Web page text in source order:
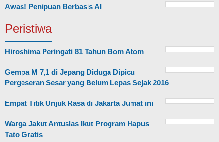
Awas! Penipuan Berbasis AI
Peristiwa
Hiroshima Peringati 81 Tahun Bom Atom
Gempa M 7,1 di Jepang Diduga Dipicu
Pergeseran Sesar yang Belum Lepas Sejak 2016
Empat Titik Unjuk Rasa di Jakarta Jumat ini
Warga Jakut Antusias Ikut Program Hapus
Tato Gratis